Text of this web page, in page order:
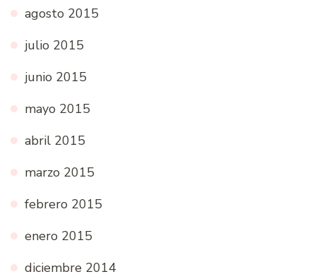
agosto 2015
julio 2015
junio 2015
mayo 2015
abril 2015
marzo 2015
febrero 2015
enero 2015
diciembre 2014